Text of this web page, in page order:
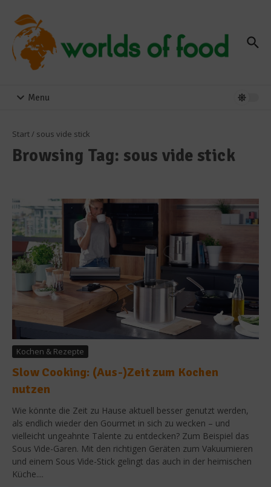
Menu
Start/ sous vide stick
Browsing Tag: sous vide stick
Kochen & Rezepte
Slow Cooking: (Aus-)Zeit zum Kochen
nutzen
Wie könnte die Zeit zu Hause aktuell besser genutzt werden,
als endlich wieder den Gourmet in sich zu wecken – und
vielleicht ungeahnte Talente zu entdecken? Zum Beispiel das
Sous Vide-Garen. Mit den richtigen Geräten zum Vakuumieren
und einem Sous Vide-Stick gelingt das auch in der heimischen
Küche....